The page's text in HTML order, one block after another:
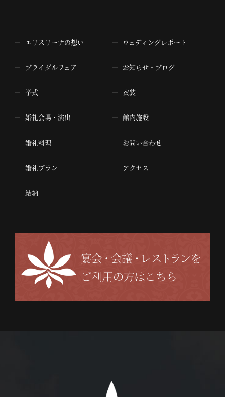
エリスリーナの想い
ブライダルフェア
挙式
婚礼会場・演出
婚礼料理
婚礼プラン
結納
ウェディングレポート
お知らせ・ブログ
衣装
館内施設
お問い合わせ
アクセス